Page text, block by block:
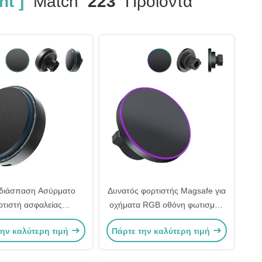
Ασύρματο
ασφαλείας
Magsafe Γρήγορη
με ένα χέρι
καλύτερη τιμή
Δυνατός φορτιστής Magsafe για
οχήματα RGB οθόνη φωτισμού
συμπαγής ελαφρύ
Πάρτε την καλύτερη τιμή